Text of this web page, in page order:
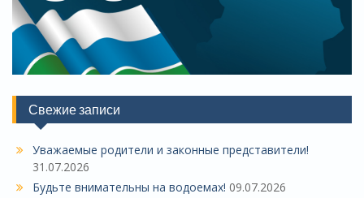
Свежие записи
Уважаемые родители и законные представители!
31.07.2026
Будьте внимательны на водоемах! 09.07.2026